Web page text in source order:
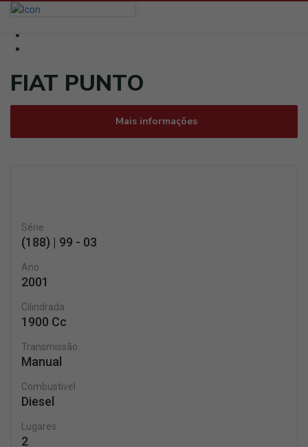
FIAT PUNTO
Mais informações
Série
(188) | 99 - 03
Ano
2001
Cilindrada
1900 Cc
Transmissão
Manual
Combustivel
Diesel
Lugares
2